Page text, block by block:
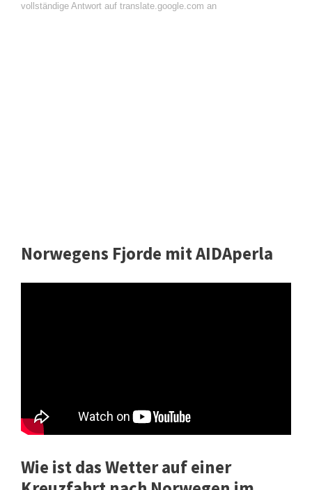
vollständige Antwort auf translate.google.com an
Norwegens Fjorde mit AIDAperla
Wie ist das Wetter auf einer